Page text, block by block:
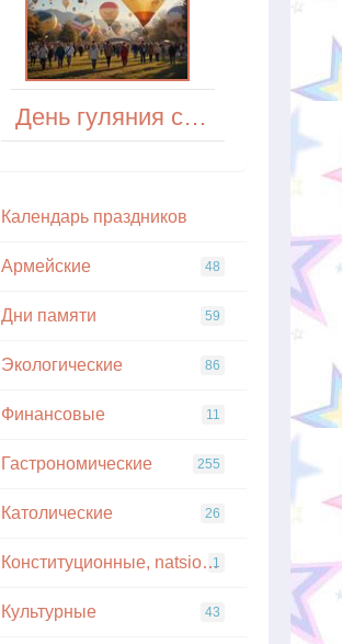
День гуляния с воздушным шариком
Кaлeндapь пpaздникoв
Армейские 48
Дни памяти 59
Экологические 86
Финансовые 11
Гастрономические 255
Католические 26
Конституционные, natsionalnye
1
Культурные 43